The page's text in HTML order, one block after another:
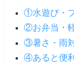
①水遊び・
②お弁当・
③暑さ・雨
④あると便